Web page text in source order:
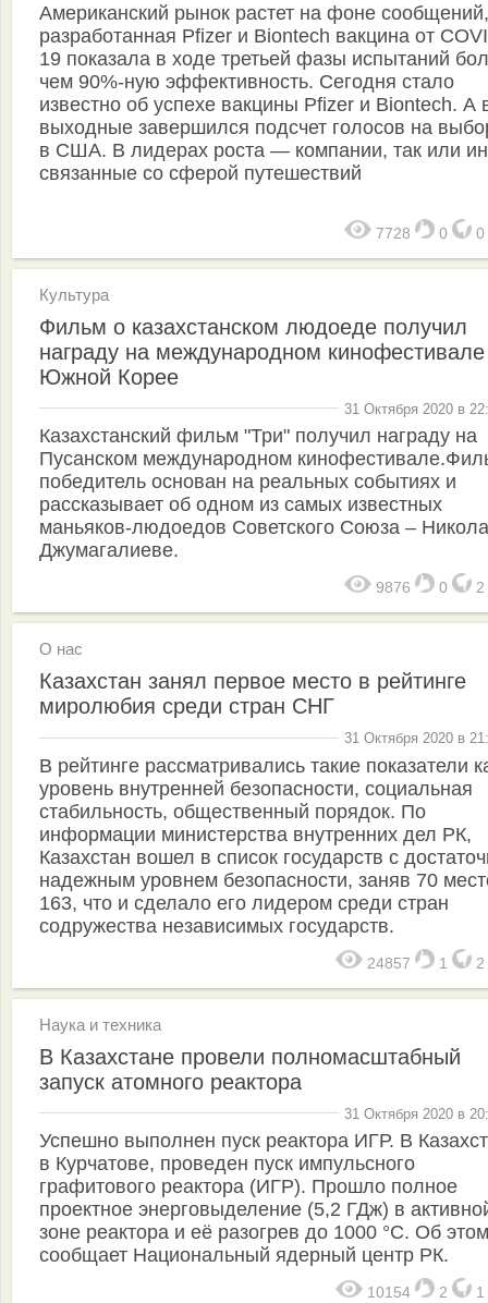
Американский рынок растет на фоне
разработанная Pfizer и Biontech вакцина от
19 показала в ходе третьей фазы испытаний
чем 90%-ную эффективность. Сегодня стало
известно об успехе вакцины Pfizer и Biontech. А
выходные завершился подсчет голосов на
в США. В лидерах роста — компании, так или
связанные со сферой путешествий
7728 0 0
Культура
Фильм о казахстанском людоеде получил
награду на международном
Южной Корее
31 Октября 2020 в
Казахстанский фильм "Три" получил награду на
Пусанском международном
победитель основан на реальных событиях и
рассказывает об одном из самых известных
маньяков-людоедов Советского Союза –
Джумагалиеве.
9876 0 2
О нас
Казахстан занял первое место в рейтинге
миролюбия среди стран СНГ
31 Октября 2020 в
В рейтинге рассматривались такие показатели
уровень внутренней безопасности, социальная
стабильность, общественный порядок. По
информации министерства внутренних дел РК,
Казахстан вошел в список государств с
надежным уровнем безопасности, заняв 70
163, что и сделало его лидером среди стран
содружества независимых государств.
24857 1 2
Наука и техника
В Казахстане провели полномасштабный
запуск атомного реактора
31 Октября 2020 в
Успешно выполнен пуск реактора ИГР. В
в Курчатове, проведен пуск импульсного
графитового реактора (ИГР). Прошло полное
проектное энерговыделение (5,2 ГДж) в
зоне реактора и её разогрев до 1000 °С. Об этом
сообщает Национальный ядерный центр РК.
10154 2 1